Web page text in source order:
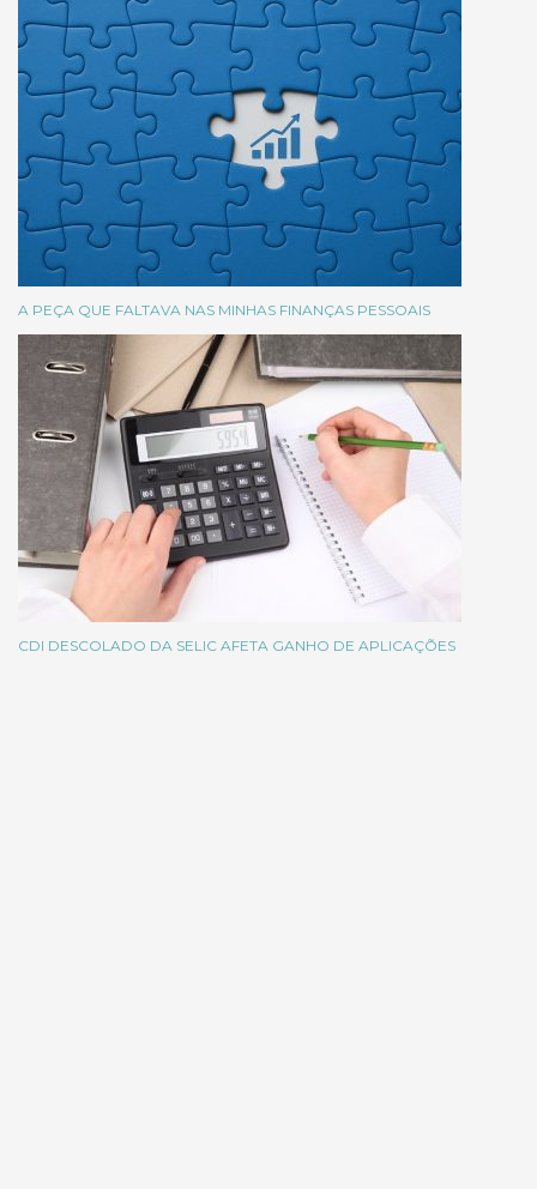
A PEÇA QUE FALTAVA NAS MINHAS FINANÇAS PESSOAIS
CDI DESCOLADO DA SELIC AFETA GANHO DE APLICAÇÕES